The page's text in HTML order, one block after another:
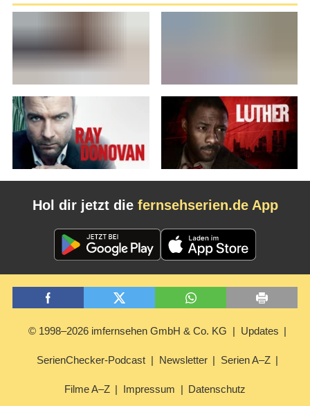
Hol dir jetzt die fernsehserien.de App
© 1998–2026 imfernsehen GmbH & Co. KG Updates
SerienChecker-Podcast Newsletter Serien A–Z
Filme A–Z Impressum Datenschutz